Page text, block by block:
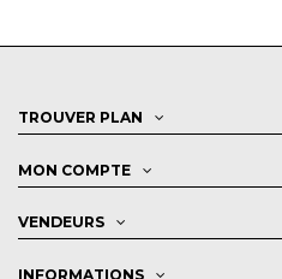
TROUVER PLAN
MON COMPTE
VENDEURS
INFORMATIONS